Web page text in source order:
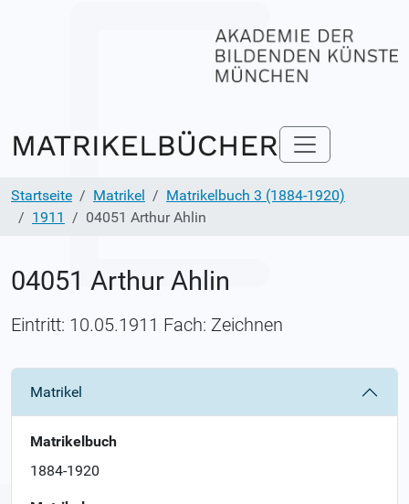
Startseite Matrikel
Matrikelbuch 3 (1884-1920)
1911
04051 Arthur Ahlin
04051 Arthur Ahlin
Eintritt: 10.05.1911 Fach: Zeichnen
Matrikel
Matrikelbuch
1884-1920